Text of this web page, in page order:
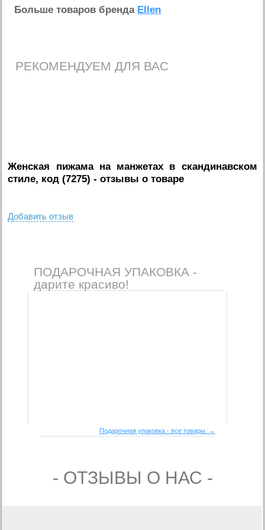
Больше товаров бренда Ellen
РЕКОМЕНДУЕМ ДЛЯ ВАС
Женская пижама на манжетах в скандинавском
стиле, код (7275) - отзывы о товаре
Добавить отзыв
ПОДАРОЧНАЯ УПАКОВКА -
дарите красиво!
Подарочная упаковка - все товары →
- ОТЗЫВЫ О НАС -